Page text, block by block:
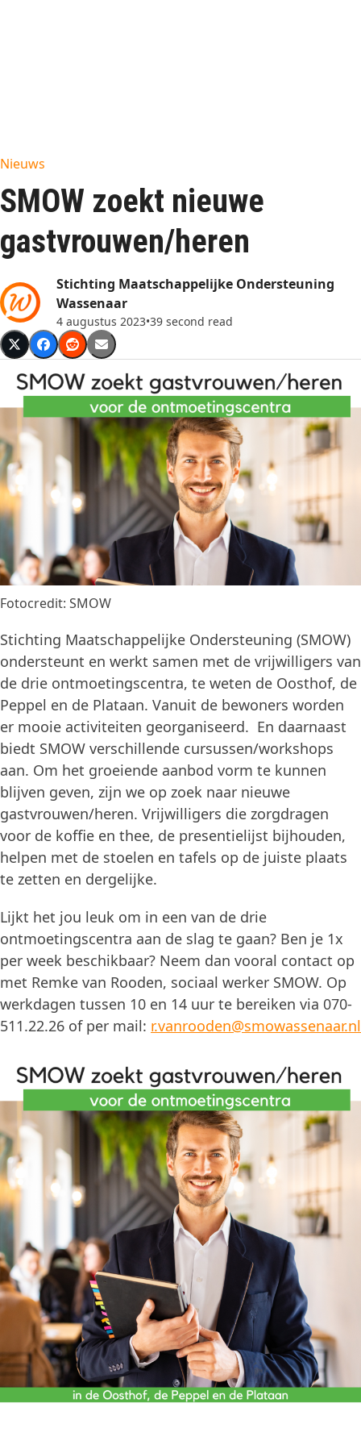
Nieuws
SMOW zoekt nieuwe
gastvrouwen/heren
Stichting Maatschappelijke Ondersteuning
Wassenaar
4 augustus 2023•39 second read
Fotocredit: SMOW
Stichting Maatschappelijke Ondersteuning (SMOW)
ondersteunt en werkt samen met de vrijwilligers van
de drie ontmoetingscentra, te weten de Oosthof, de
Peppel en de Plataan. Vanuit de bewoners worden
er mooie activiteiten georganiseerd. En daarnaast
biedt SMOW verschillende cursussen/workshops
aan. Om het groeiende aanbod vorm te kunnen
blijven geven, zijn we op zoek naar nieuwe
gastvrouwen/heren. Vrijwilligers die zorgdragen
voor de koffie en thee, de presentielijst bijhouden,
helpen met de stoelen en tafels op de juiste plaats
te zetten en dergelijke.
Lijkt het jou leuk om in een van de drie
ontmoetingscentra aan de slag te gaan? Ben je 1x
per week beschikbaar? Neem dan vooral contact op
met Remke van Rooden, sociaal werker SMOW. Op
werkdagen tussen 10 en 14 uur te bereiken via 070-
511.22.26 of per mail: r.vanrooden@smowassenaar.nl